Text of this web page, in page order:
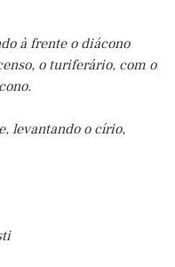
à frente o diácono
o turiferário, com o
levantando o círio,